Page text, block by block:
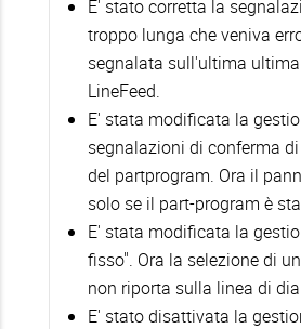
E' stato corretta la
troppo lunga che veniva
segnalata sull'ultima
LineFeed.
E' stata modificata la
segnalazioni di conferma
del partprogram. Ora il
solo se il part-program è
E' stata modificata la
fisso". Ora la selezione di
non riporta sulla linea di
E' stato disattivata la